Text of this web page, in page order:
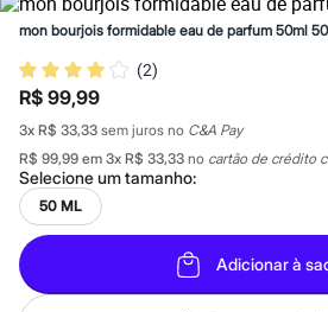
Mindse7
Plus Size
Até 20% off
Até 40% off
Até 60% off
A partir de 60% off
Feminino
Em alta
Inverno
Alfaiataria
Novidades
Roupas
Blusas e Camisetas
Básicos
mon bourjois formidable eau de parfum 50ml
(2)
R$ 99,99
3x R$ 33,33 sem juros no C&A Pay
R$ 99,99 em 3x R$ 33,33 no cartão de crédito
Selecione umtamanho:
50 ML
Adicionar à